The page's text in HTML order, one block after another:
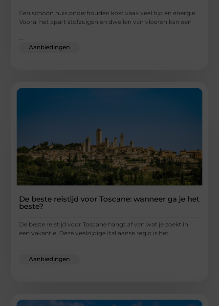
Een schoon huis onderhouden kost vaak veel tijd en energie.
Vooral het apart stofzuigen en dweilen van vloeren kan een
...
Aanbiedingen
De beste reistijd voor Toscane: wanneer ga je het
beste?
De beste reistijd voor Toscane hangt af van wat je zoekt in
een vakantie. Deze veelzijdige Italiaanse regio is het
Aanbiedingen